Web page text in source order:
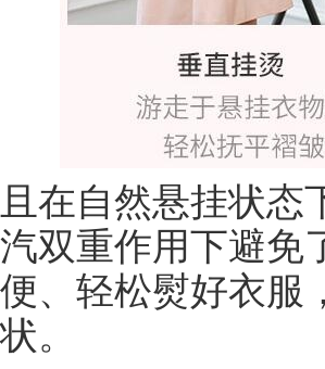
且在自然悬挂状
汽双重作用下避免
便、轻松熨好衣服
状。